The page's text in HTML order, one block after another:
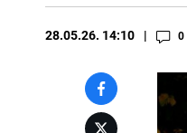
28.05.26. 14:10 0